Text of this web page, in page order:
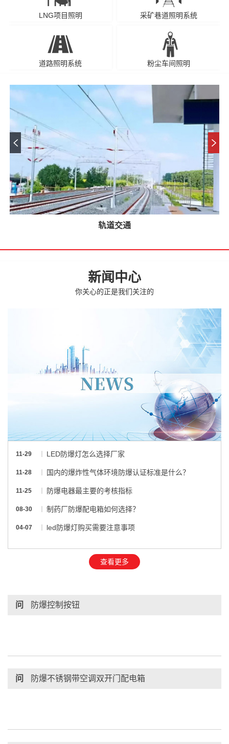
LNG项目照明 采矿巷道照明系统
道路照明系统 粉尘车间照明
轨道交通
新闻中心
你关心的正是我们关注的
11-29 LED防爆灯怎么选择厂家
11-28 国内的爆炸性气体环境防爆认证标准是什么？
11-25 防爆电器最主要的考核指标
08-30 制药厂防爆配电箱如何选择？
04-07 led防爆灯购买需要注意事项
查看更多
问 防爆控制按钮
问 防爆不锈钢带空调双开门配电箱